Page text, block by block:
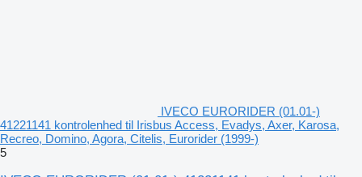
IVECO EURORIDER (01.01-)
41221141 kontrolenhed til Irisbus Access, Evadys, Axer, Karosa,
Recreo, Domino, Agora, Citelis, Eurorider (1999-)
5